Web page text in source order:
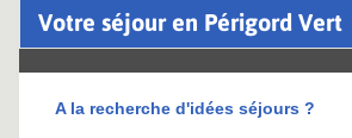
Votre séjour en Périgord Vert
A la recherche d'idées séjours ?